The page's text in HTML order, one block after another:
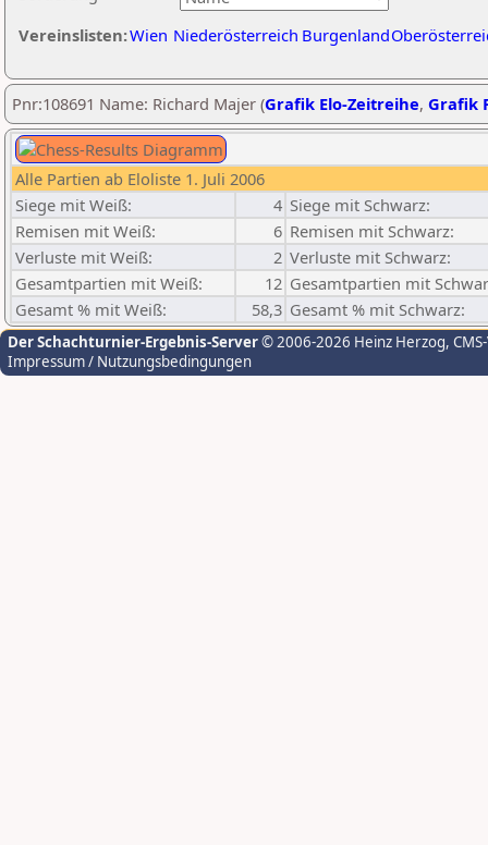
Vereinslisten:Wien Niederösterreich Burgenland
Pnr:108691 Name: Richard Majer (Grafik Elo-Zeitreihe, Grafik
Alle Partien ab Eloliste 1. Juli 2006
Siege mit Weiß:
4 Siege mit Schwarz:
Remisen mit Weiß:
6 Remisen mit Schwarz:
Verluste mit Weiß:
2 Verluste mit Schwarz:
Gesamtpartien mit Weiß:
12 Gesamtpartien mit
Gesamt % mit Weiß:
58,3 Gesamt % mit Schwarz:
Der Schachturnier-Ergebnis-Server© 2006-2026 Heinz Herzog,
Impressum / Nutzungsbedingungen